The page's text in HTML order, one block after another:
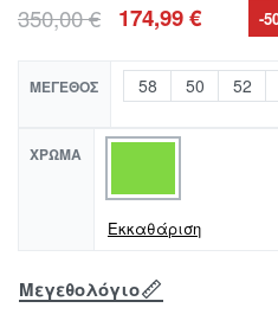
350,00€ 174,99€ -
ΜΈΓΕΘΟΣ 58 50 52
ΧΡΏΜΑ
Εκκαθάριση
Μεγεθολόγιο